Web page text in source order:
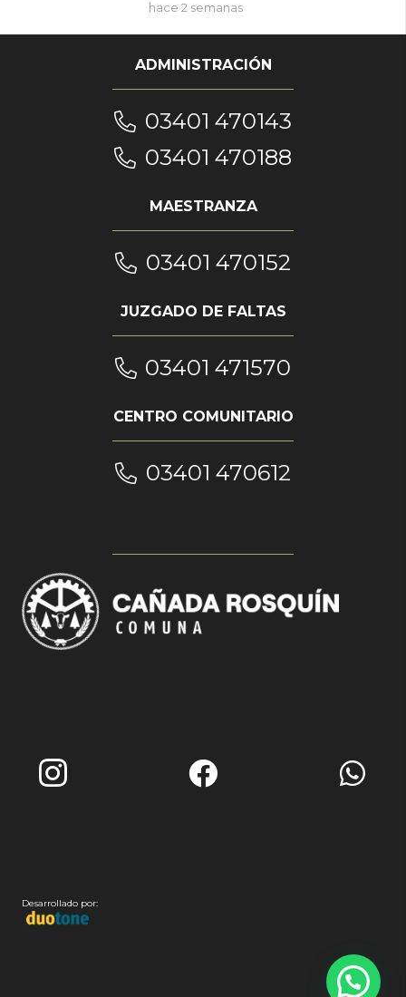
hace 2 semanas
ADMINISTRACIÓN
03401 470143
03401 470188
MAESTRANZA
03401 470152
JUZGADO DE FALTAS
03401 471570
CENTRO COMUNITARIO
03401 470612
Desarrollado por: